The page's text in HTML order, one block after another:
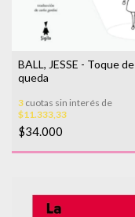
BALL, JESSE - Toque de
queda
3 cuotas sin interés de
$11.333,33
$34.000